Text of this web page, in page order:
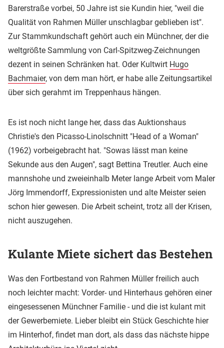
Barerstraße vorbei, 50 Jahre ist sie Kundin hier, "weil die
Qualität von Rahmen Müller unschlagbar geblieben ist".
Zur Stammkundschaft gehört auch ein Münchner, der die
weltgrößte Sammlung von Carl-Spitzweg-Zeichnungen
dezent in seinen Schränken hat. Oder Kultwirt Hugo
Bachmaier, von dem man hört, er habe alle Zeitungsartikel
über sich gerahmt im Treppenhaus hängen.
Es ist noch nicht lange her, dass das Auktionshaus
Christie's den Picasso-Linolschnitt "Head of a Woman"
(1962) vorbeigebracht hat. "Sowas lässt man keine
Sekunde aus den Augen", sagt Bettina Treutler. Auch eine
mannshohe und zweieinhalb Meter lange Arbeit vom Maler
Jörg Immendorff, Expressionisten und alte Meister seien
schon hier gewesen. Die Arbeit scheint, trotz all der Krisen,
nicht auszugehen.
Kulante Miete sichert das Bestehen
Was den Fortbestand von Rahmen Müller freilich auch
noch leichter macht: Vorder- und Hinterhaus gehören einer
eingesessenen Münchner Familie - und die ist kulant mit
der Gewerbemiete. Lieber bleibt ein Stück Geschichte hier
im Hinterhof, findet man dort, als dass das nächste hippe